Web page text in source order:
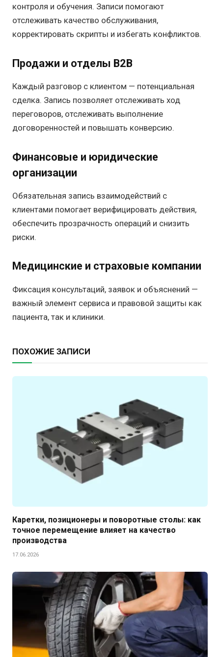
контроля и обучения. Записи помогают
отслеживать качество обслуживания,
корректировать скрипты и избегать конфликтов.
Продажи и отделы B2B
Каждый разговор с клиентом — потенциальная
сделка. Запись позволяет отслеживать ход
переговоров, отслеживать выполнение
договоренностей и повышать конверсию.
Финансовые и юридические
организации
Обязательная запись взаимодействий с
клиентами помогает верифицировать действия,
обеспечить прозрачность операций и снизить
риски.
Медицинские и страховые компании
Фиксация консультаций, заявок и объяснений —
важный элемент сервиса и правовой защиты как
пациента, так и клиники.
ПОХОЖИЕ ЗАПИСИ
Каретки, позиционеры и поворотные столы: как
точное перемещение влияет на качество
производства
17.06.2026